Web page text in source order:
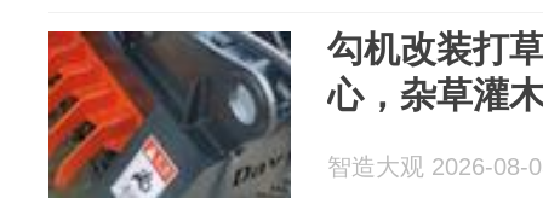
勾机改装打
心，杂草灌
智造大观 2026-08-